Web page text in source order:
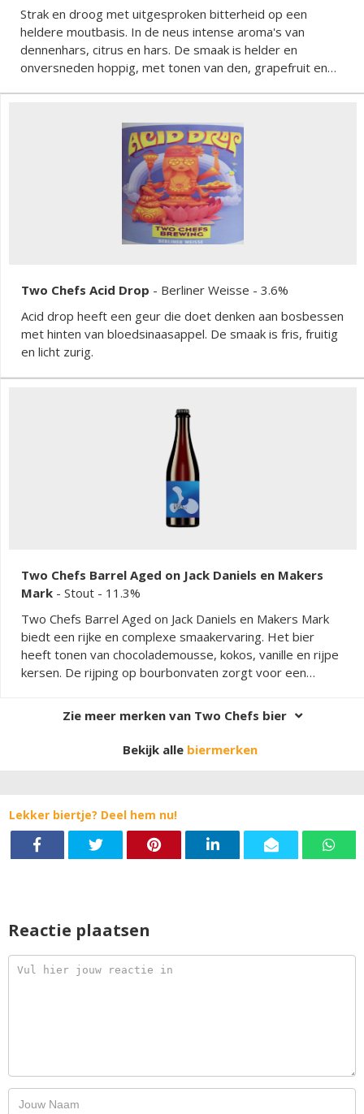
Strak en droog met uitgesproken bitterheid op een
heldere moutbasis. In de neus intense aroma's van
dennenhars, citrus en hars. De smaak is helder en
onversneden hoppig, met tonen van den, grapefruit en
moutlichaam dat de hop alle ruimte geeft.
Two Chefs Acid Drop - Berliner Weisse - 3.6%
Acid drop heeft een geur die doet denken aan bosbessen
met hinten van bloedsinaasappel. De smaak is fris, fruitig
en licht zurig.
Two Chefs Barrel Aged on Jack Daniels en Makers
Mark - Stout - 11.3%
Two Chefs Barrel Aged on Jack Daniels en Makers Mark
biedt een rijke en complexe smaakervaring. Het bier
heeft tonen van chocolademousse, kokos, vanille en rijpe
kersen. De rijping op bourbonvaten zorgt voor een
speciaalbier heeft een lange en intense afdronk, wat het
een unieke keuze maakt voor liefhebbers van donkere
Zie meer merken van Two Chefs bier
Bekijk alle biermerken
Lekker biertje? Deel hem nu!
Reactie plaatsen